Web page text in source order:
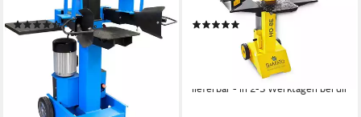
bis 35 cm
(23)
ab 510,56 € UVP699,00 €
mtl. in 48 Raten
lieferbar - in 9-11 Werktagen bei
30.00 cm, (1-St), Fahrwerk,
stufenlose
Spalthubeinstellung, vorbefüllt
mit Hydrauliköl
UVP 899,00 €
mtl. in 48 Raten
lieferbar - in 2-3 Werktagen bei dir